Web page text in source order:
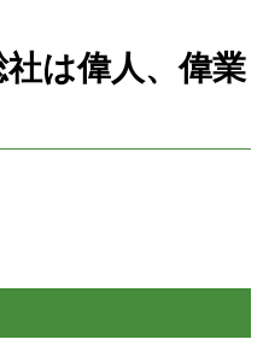
は偉人、偉業